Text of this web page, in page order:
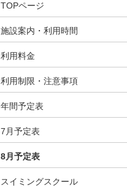
TOPページ
施設案内・利用時間
利用料金
利用制限・注意事項
年間予定表
7月予定表
8月予定表
スイミングスクール